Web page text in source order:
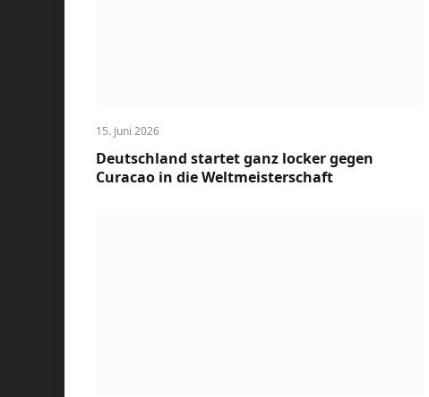
15. Juni 2026
Deutschland startet ganz locker gegen
Curacao in die Weltmeisterschaft